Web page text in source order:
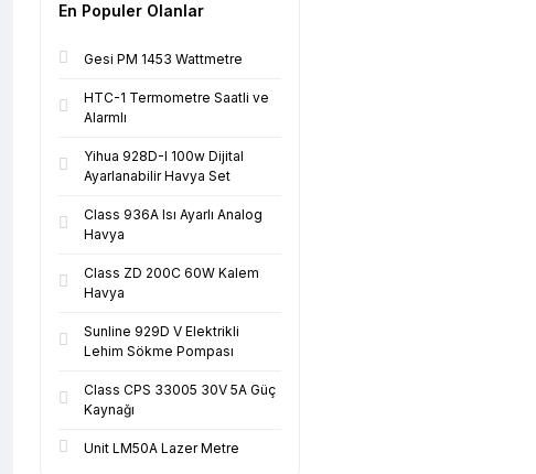
En Populer Olanlar
Gesi PM 1453 Wattmetre
HTC-1 Termometre Saatli ve
Alarmlı
Yihua 928D-I 100w Dijital
Ayarlanabilir Havya Set
Class 936A Isı Ayarlı Analog
Havya
Class ZD 200C 60W Kalem
Havya
Sunline 929D V Elektrikli
Lehim Sökme Pompası
Class CPS 33005 30V 5A Güç
Kaynağı
Unit LM50A Lazer Metre